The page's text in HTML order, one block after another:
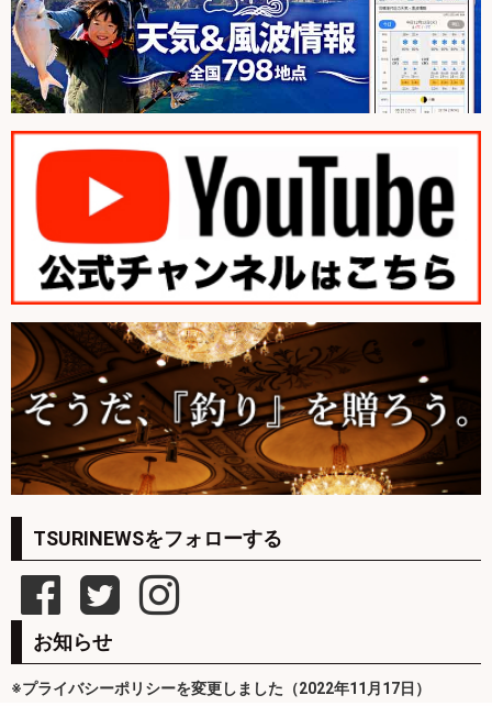
TSURINEWSをフォローする
お知らせ
※プライバシーポリシーを変更しました（2022年11月17日）